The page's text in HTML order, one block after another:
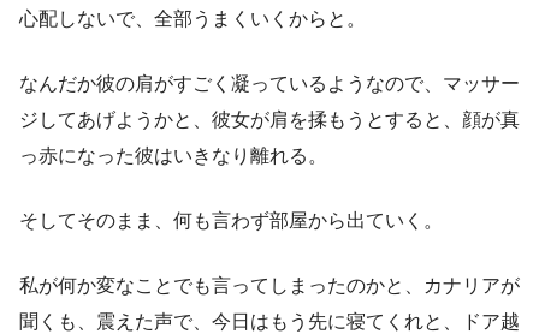
心配しないで、全部うまくいくからと。
なんだか彼の肩がすごく凝っているようなので、マッサー
ジしてあげようかと、彼女が肩を揉もうとすると、顔が真
っ赤になった彼はいきなり離れる。
そしてそのまま、何も言わず部屋から出ていく。
私が何か変なことでも言ってしまったのかと、カナリアが
聞くも、震えた声で、今日はもう先に寝てくれと、ドア越